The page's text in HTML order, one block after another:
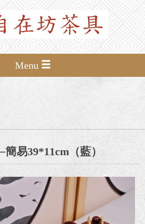
Menu
易39*11cm（藍）